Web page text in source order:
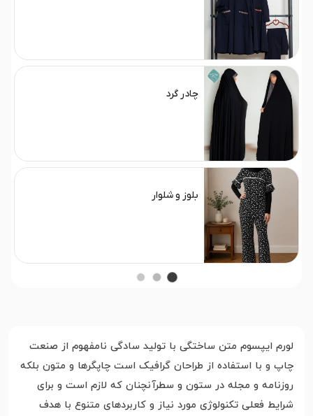
چادر گرد
بلوز و شلوار
لورم ایپسوم متن ساختگی با تولید سادگی نامفهوم از صنعت
چاپ و با استفاده از طراحان گرافیک است چاپگرها و متون بلکه
روزنامه و مجله در ستون و سطرآنچنان که لازم است و برای
شرایط فعلی تکنولوژی مورد نیاز و کاربردهای متنوع با هدف